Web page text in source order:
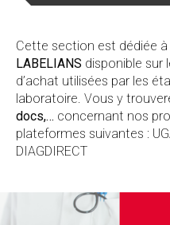
Cette section est dédiée à
LABELIANS disponible sur
d’achat utilisées par les
laboratoire. Vous y
docs,… concernant nos
plateformes suivantes :
DIAGDIRECT